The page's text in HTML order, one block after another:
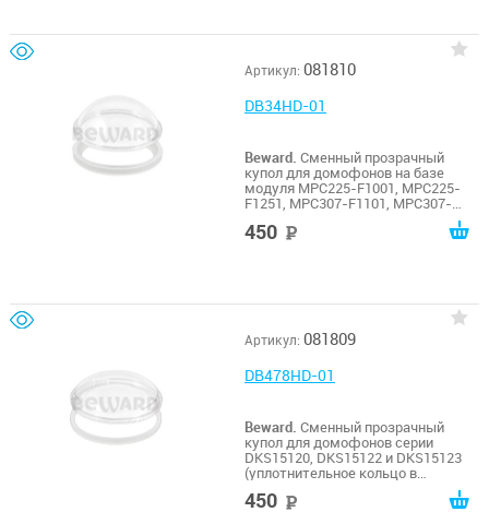
Артикул: 081810
DB34HD-01
Beward. Сменный прозрачный
купол для домофонов на базе
модуля MPC225-F1001, MPC225-
F1251, MPC307-F1101, MPC307-
F1401 (уплотнительное кольцо в
комплекте)
450
Артикул: 081809
DB478HD-01
Beward. Сменный прозрачный
купол для домофонов серии
DKS15120, DKS15122 и DKS15123
(уплотнительное кольцо в
450